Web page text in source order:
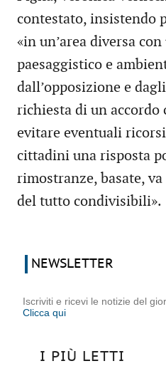
contestato, insistendo
«in un’area diversa
paesaggistico e
dall’opposizione e
richiesta di un accordo
evitare eventuali
cittadini una risposta
rimostranze, basate,
del tutto condivisibili».
NEWSLETTER
Iscriviti e ricevi le notizie del
Clicca qui
I PIÙ LETTI